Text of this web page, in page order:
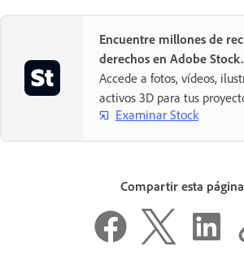
Encuentre millones de
derechos en Adobe Stock.
Accede a fotos, vídeos,
activos 3D para tus
Examinar Stock
Compartir esta página